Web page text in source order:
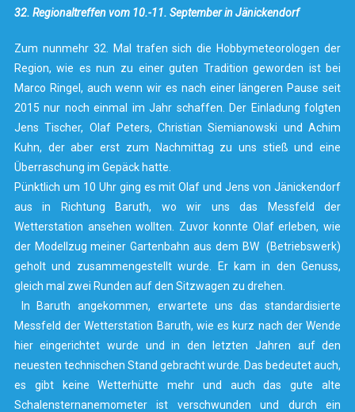
32. Regionaltreffen vom 10.-11. September in Jänickendorf
Zum nunmehr 32. Mal trafen sich die Hobbymeteorologen der
Region, wie es nun zu einer guten Tradition geworden ist bei
Marco Ringel, auch wenn wir es nach einer längeren Pause seit
2015 nur noch einmal im Jahr schaffen. Der Einladung folgten
Jens Tischer, Olaf Peters, Christian Siemianowski und Achim
Kuhn, der aber erst zum Nachmittag zu uns stieß und eine
Überraschung im Gepäck hatte.
Pünktlich um 10 Uhr ging es mit Olaf und Jens von Jänickendorf
aus in Richtung Baruth, wo wir uns das Messfeld der
Wetterstation ansehen wollten. Zuvor konnte Olaf erleben, wie
der Modellzug meiner Gartenbahn aus dem BW (Betriebswerk)
geholt und zusammengestellt wurde. Er kam in den Genuss,
gleich mal zwei Runden auf den Sitzwagen zu drehen.
In Baruth angekommen, erwartete uns das standardisierte
Messfeld der Wetterstation Baruth, wie es kurz nach der Wende
hier eingerichtet wurde und in den letzten Jahren auf den
neuesten technischen Stand gebracht wurde. Das bedeutet auch,
es gibt keine Wetterhütte mehr und auch das gute alte
Schalensternanemometer ist verschwunden und durch ein